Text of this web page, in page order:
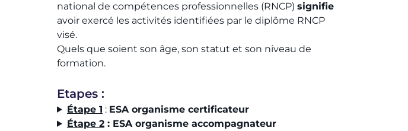
national de compétences professionnelles (RNCP) signifie
avoir exercé les activités identifiées par le diplôme RNCP
visé.​
Quels que soient son âge, son statut et son niveau de
formation.​
Etapes :
Étape 1 : ESA organisme certificateur
Étape 2: ESA organisme accompagnateur